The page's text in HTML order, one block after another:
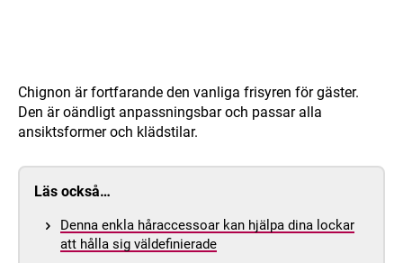
Chignon är fortfarande den vanliga frisyren för gäster.
Den är oändligt anpassningsbar och passar alla
ansiktsformer och klädstilar.
Läs också…
Denna enkla håraccessoar kan hjälpa dina lockar
att hålla sig väldefinierade